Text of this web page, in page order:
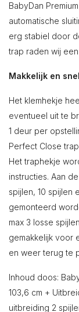
BabyDan
automatische
erg stabiel door
trap raden wij
Makkelijk en
Het klemhekje
eventueel uit te
1 deur per
Perfect Close
Het traphekje
instructies. Aan
spijlen, 10 spijlen
gemonteerd
max 3 losse
gemakkelijk voor
en weer terug te
Inhoud doos:
103,6 cm +
uitbreiding 2